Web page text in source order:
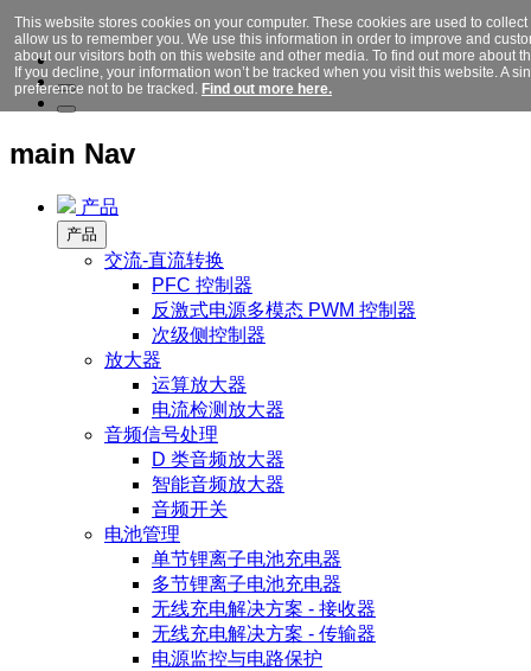
main Nav
产品
产品
交流-直流转换
PFC 控制器
反激式电源多模态 PWM 控制器
次级侧控制器
放大器
运算放大器
电流检测放大器
音频信号处理
D 类音频放大器
智能音频放大器
音频开关
电池管理
单节锂离子电池充电器
多节锂离子电池充电器
无线充电解决方案 - 接收器
无线充电解决方案 - 传输器
电源监控与电路保护
This website stores cookies on your computer. These cookies are used to
allow us to remember you. We use this information in order to improve and
about our visitors both on this website and other media. To find out more about
If you decline, your information won’t be tracked when you visit this website. A
preference not to be tracked. Find out more here.